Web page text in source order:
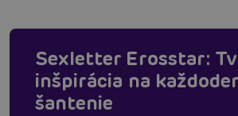
Sexletter Erosstar:
inšpirácia na
šantenie